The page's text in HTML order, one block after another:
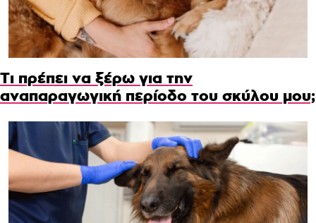
Τι πρέπει να ξέρω για την
αναπαραγωγική περίοδο του σκύλου μου;